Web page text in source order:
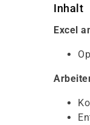
Inhalt
Excel